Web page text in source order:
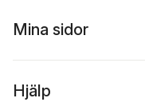
Mina sidor
Hjälp